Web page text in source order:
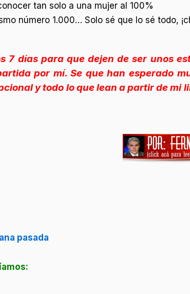
tan solo a una mujer al 100%
número 1.000… Solo sé que lo sé todo,
7 días para que dejen de ser unos
por mí. Se que han esperado
y todo lo que lean a partir de mi
pasada